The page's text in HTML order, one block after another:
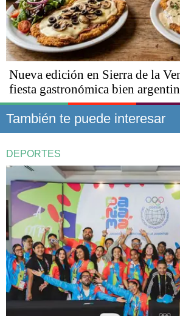
Nueva edición en Sierra de la
fiesta gastronómica bien
También te puede interesar
DEPORTES